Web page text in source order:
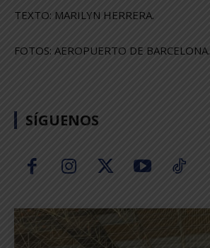
TEXTO: MARILYN HERRERA.
FOTOS: AEROPUERTO DE BARCELONA.
SÍGUENOS